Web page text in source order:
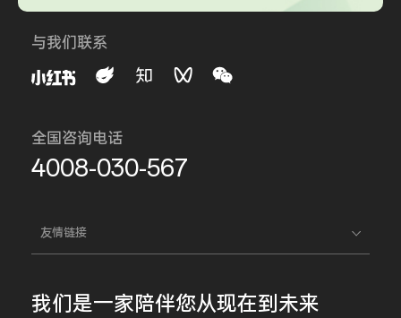
与我们联系
全国咨询电话
4008-030-567
友情链接
我们是一家陪伴您从现在到未来